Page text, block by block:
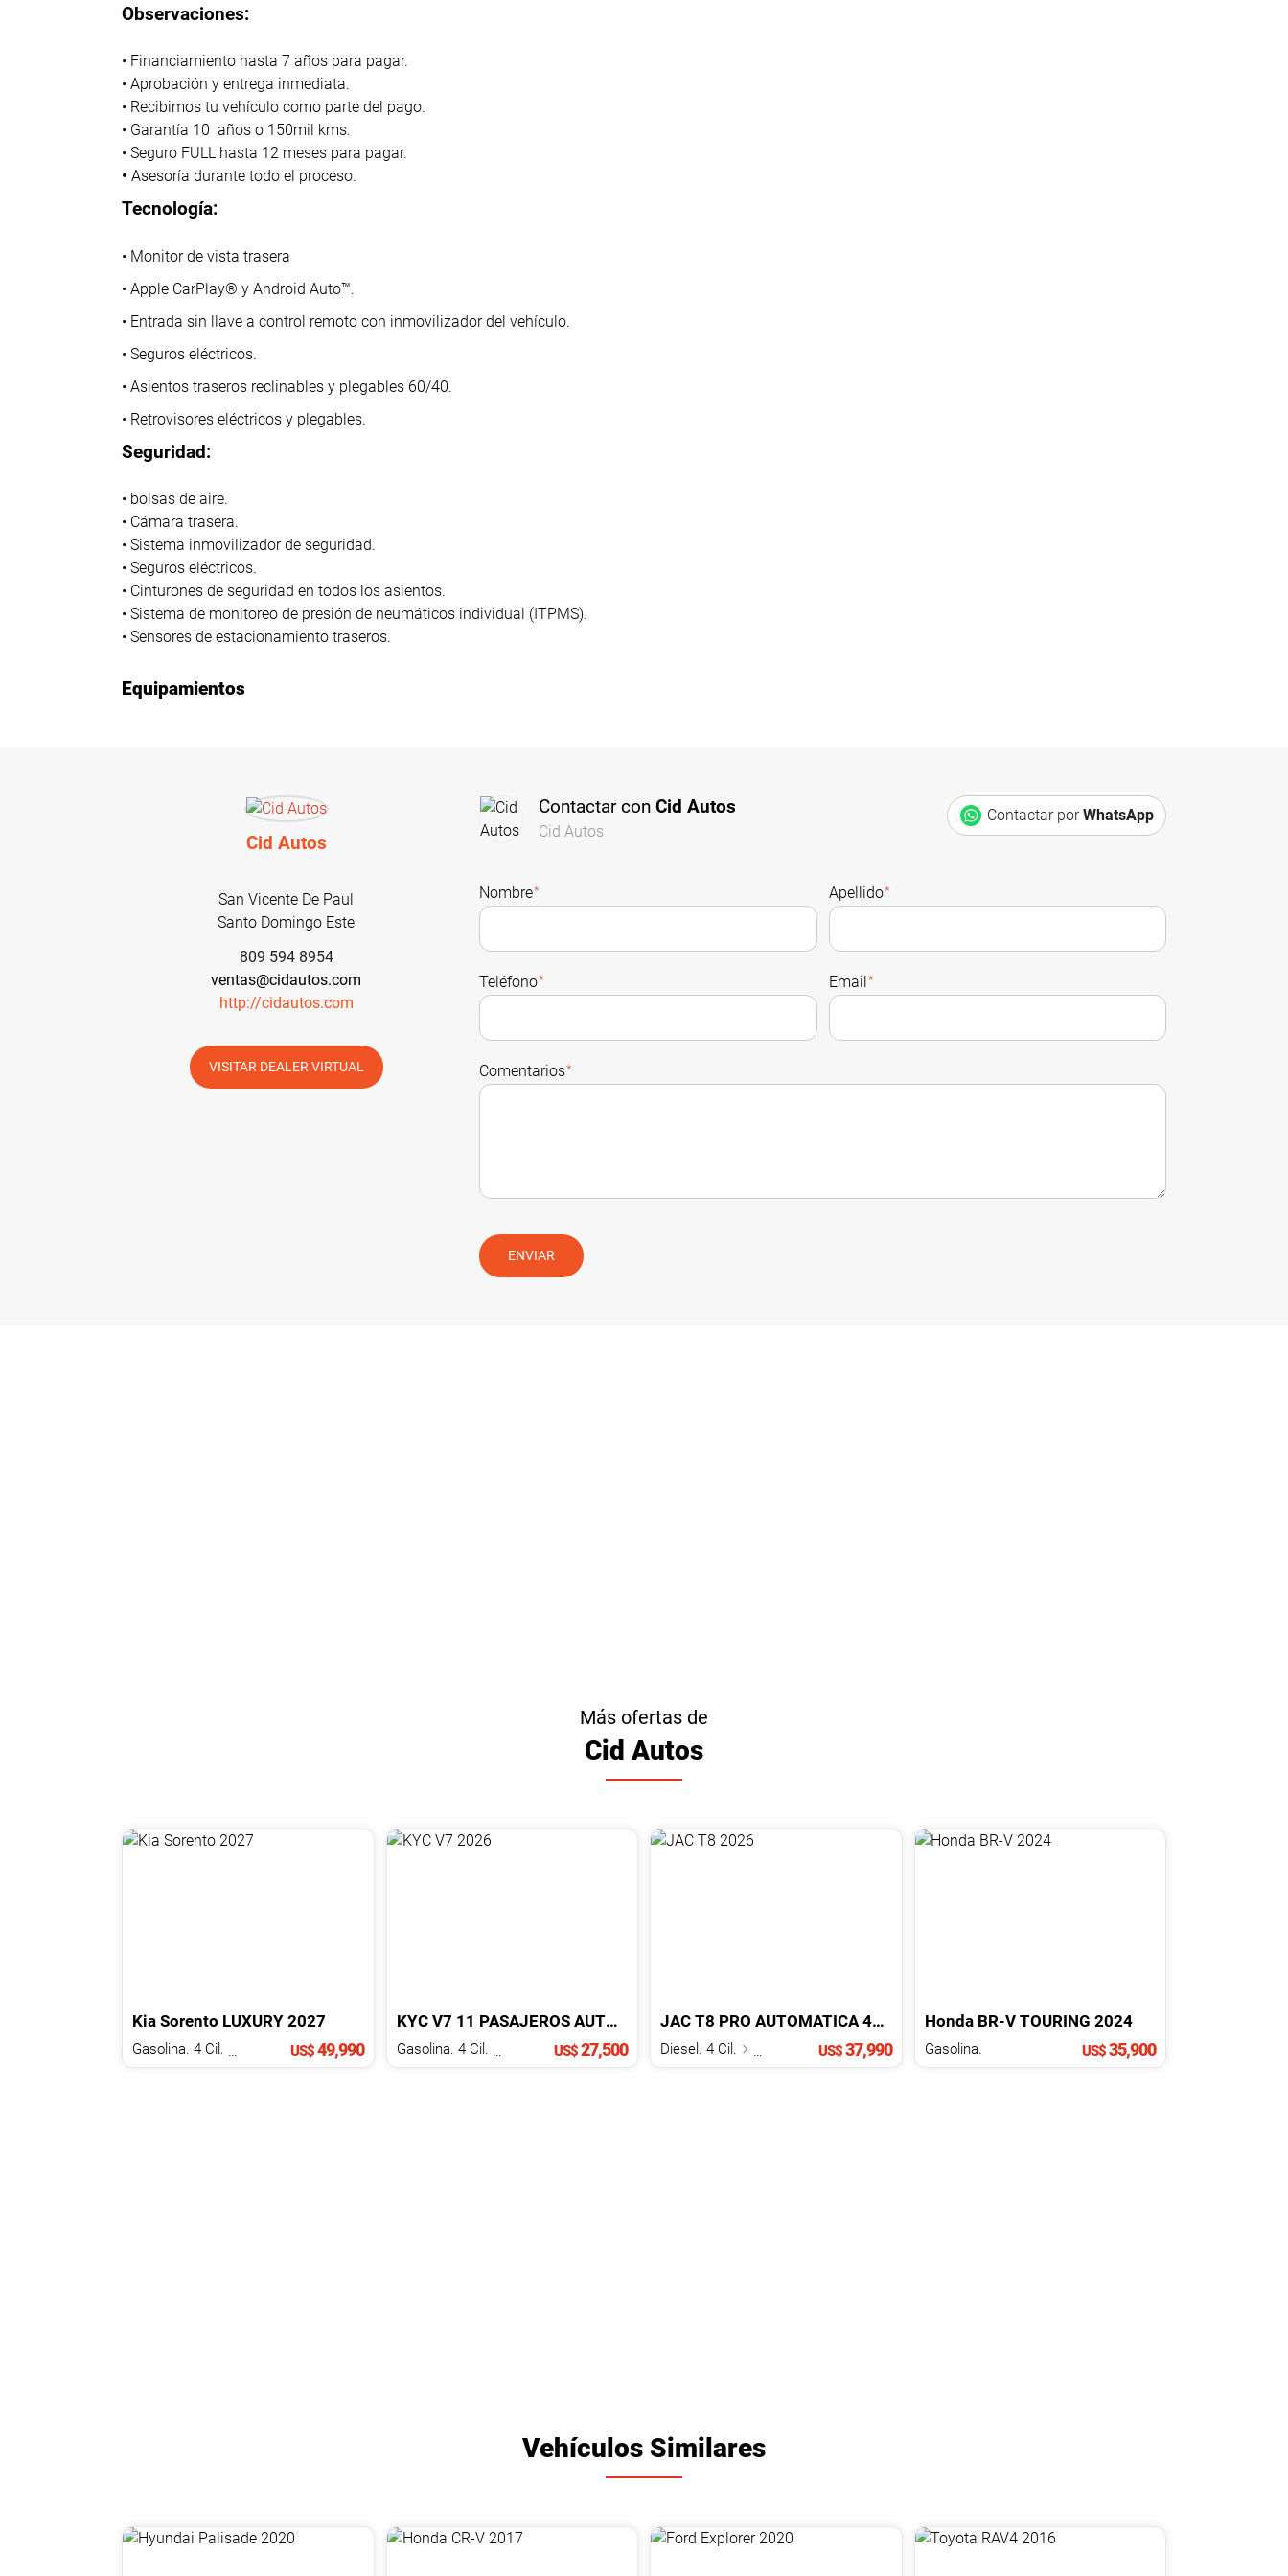
Observaciones:
• Financiamiento hasta 7 años para pagar.
• Aprobación y entrega inmediata.
• Recibimos tu vehículo como parte del pago.
• Garantía 10 años o 150mil kms.
• Seguro FULL hasta 12 meses para pagar.
• Asesoría durante todo el proceso.
Tecnología:
• Monitor de vista trasera
• Apple CarPlay® y Android Auto™.
• Entrada sin llave a control remoto con inmovilizador del vehículo.
• Seguros eléctricos.
• Asientos traseros reclinables y plegables 60/40.
• Retrovisores eléctricos y plegables.
Seguridad:
• bolsas de aire.
• Cámara trasera.
• Sistema inmovilizador de seguridad.
• Seguros eléctricos.
• Cinturones de seguridad en todos los asientos.
• Sistema de monitoreo de presión de neumáticos individual (ITPMS).
• Sensores de estacionamiento traseros.
Equipamientos
Cid Autos
San Vicente De Paul
Santo Domingo Este
809 594 8954
ventas@cidautos.com
http://cidautos.com
VISITAR DEALER VIRTUAL
Contactar conCid Autos
Cid Autos
Contactar porWhatsApp
Nombre* Apellido*
Teléfono* Email*
Comentarios*
ENVIAR
Más ofertas de
Cid Autos
Kia Sorento LUXURY 2027
US$49,990
KYC V7 11 PASAJEROS AUTOMáTICA 2026
US$27,500
JAC T8 PRO AUTOMATICA 4X4 2026
Diesel. 4 Cil. US$37,990
Honda BR-V TOURING 2024
Gasolina. US$35,900
Vehículos Similares